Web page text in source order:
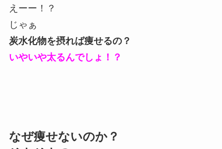
えーー！？
じゃぁ
炭水化物を摂れば痩せるの？
いやいや太るんでしょ！？
なぜ痩せないのか？